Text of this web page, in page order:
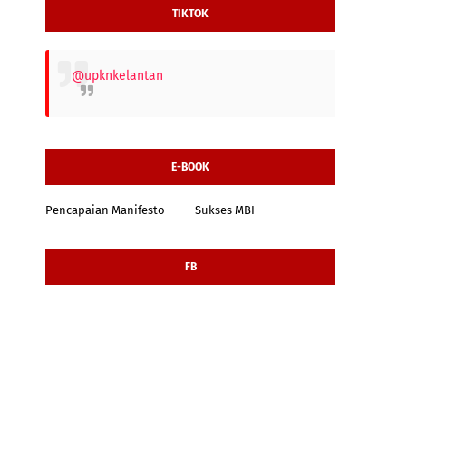
TIKTOK
@upknkelantan
E-BOOK
Pencapaian Manifesto Sukses MBI
FB